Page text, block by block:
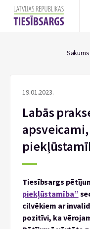
Sākums
19.01.2023.
Labās
Tiesībsargs
piekļūstamība”
cilvēkiem ar
pozitīvi, ka